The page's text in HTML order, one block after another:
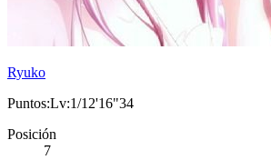
Ryuko
Puntos:Lv:1/12'16"34
Posición
7